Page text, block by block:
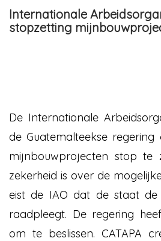
Internationale
stopzetting
De Internationale
de Guatemalteekse
mijnbouwprojecten stop te
zekerheid is over de
eist de IAO dat de staat de
raadpleegt. De regering
om te beslissen. CATAPA